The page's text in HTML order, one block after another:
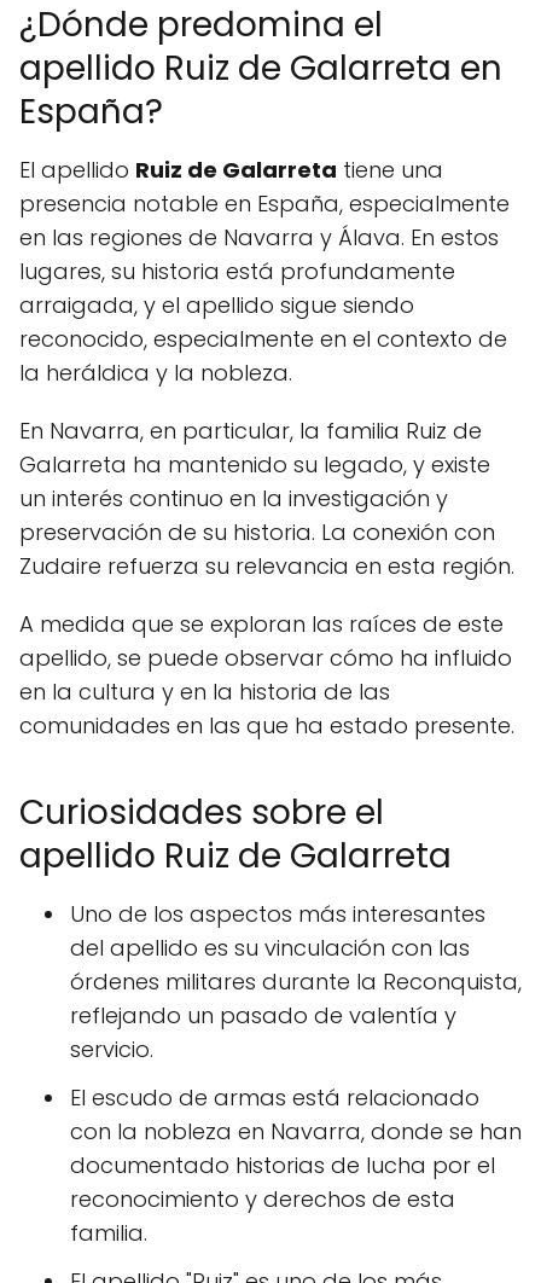
¿Dónde predomina el
apellido Ruiz de Galarreta en
España?
El apellido Ruiz de Galarreta tiene una
presencia notable en España, especialmente
en las regiones de Navarra y Álava. En estos
lugares, su historia está profundamente
arraigada, y el apellido sigue siendo
reconocido, especialmente en el contexto de
la heráldica y la nobleza.
En Navarra, en particular, la familia Ruiz de
Galarreta ha mantenido su legado, y existe
un interés continuo en la investigación y
preservación de su historia. La conexión con
Zudaire refuerza su relevancia en esta región.
A medida que se exploran las raíces de este
apellido, se puede observar cómo ha influido
en la cultura y en la historia de las
comunidades en las que ha estado presente.
Curiosidades sobre el
apellido Ruiz de Galarreta
Uno de los aspectos más interesantes
del apellido es su vinculación con las
órdenes militares durante la Reconquista,
reflejando un pasado de valentía y
servicio.
El escudo de armas está relacionado
con la nobleza en Navarra, donde se han
documentado historias de lucha por el
reconocimiento y derechos de esta
familia.